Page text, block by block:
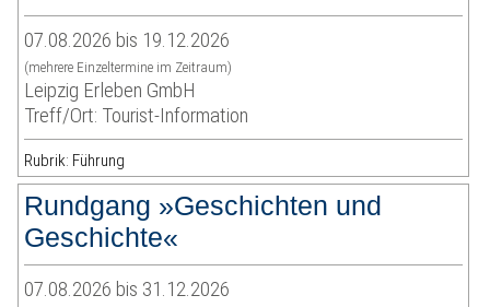
07.08.2026 bis 19.12.2026
(mehrere Einzeltermine im Zeitraum)
Leipzig Erleben GmbH
Treff/Ort: Tourist-Information
Rubrik: Führung
Rundgang »Geschichten und
Geschichte«
07.08.2026 bis 31.12.2026